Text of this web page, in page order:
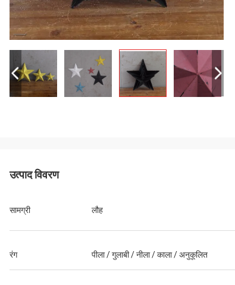
फर्नांडो
आपके रैक के लिए धन्यवाद मेरा खेल उपकरण गोदाम अब
धन्यवाद कोको कई ग्राहकों ने मेरे कपड़े की दुकान की
प्रशंसा की है सतह उपचार के लिए यह आकर्षक और बहुत
उत्पाद विवरण
सामग्री लौह
रंग पीला / गुलाबी / नीला / काला / अनुकूलित